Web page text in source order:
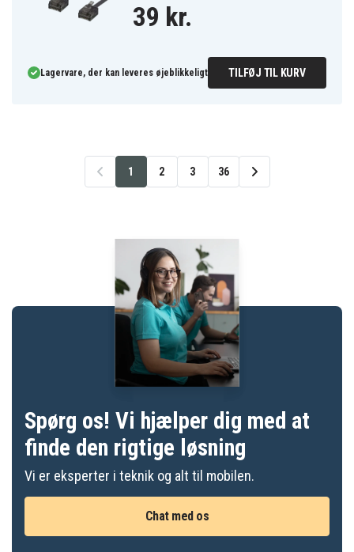
39 kr.
Lagervare, der kan leveres øjeblikkeligt TILFØJ TIL KURV
1 2 3 36
Spørg os! Vi hjælper dig med at
finde den rigtige løsning
Vi er eksperter i teknik og alt til mobilen.
Chat med os